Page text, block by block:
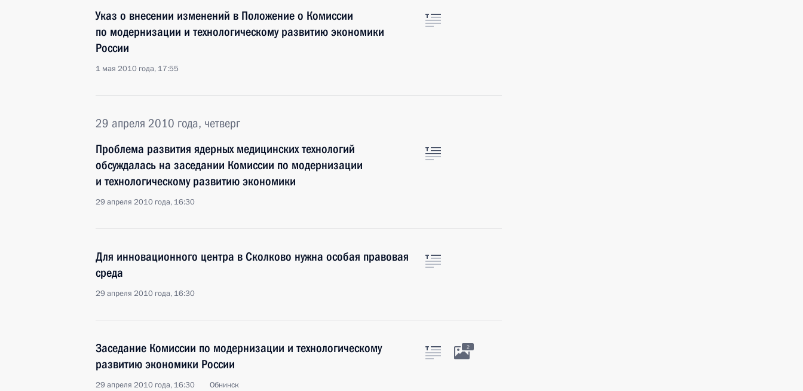
Указ о внесении изменений в Положение о Комиссии
по модернизации и технологическому развитию экономики
России
1 мая 2010 года, 17:55
29 апреля 2010 года, четверг
Проблема развития ядерных медицинских технологий
обсуждалась на заседании Комиссии по модернизации
и технологическому развитию экономики
29 апреля 2010 года, 16:30
Для инновационного центра в Сколково нужна особая правовая
среда
29 апреля 2010 года, 16:30
Заседание Комиссии по модернизации и технологическому
развитию экономики России
29 апреля 2010 года, 16:30 Обнинск
2